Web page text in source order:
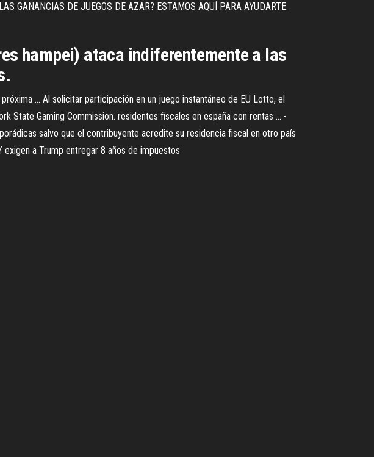
GANANCIAS DE JUEGOS DE AZAR? ESTAMOS AQUÍ PARA AYUDARTE.
hampei) ataca indiferentemente a las
... Al solicitar participación en un juego instantáneo de EU Lotto, el
State Gaming Commission. residentes fiscales en españa con rentas ... -
salvo que el contribuyente acredite su residencia fiscal en otro país
exigen a Trump entregar 8 años de impuestos